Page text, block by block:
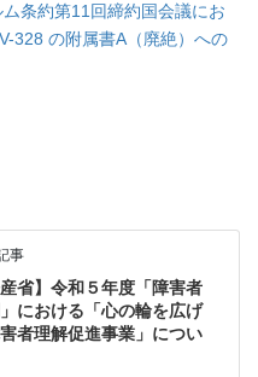
条約第11回締約国会議にお
328 の附属書A（廃絶）への
事
産省】令和５年度「障害者
における「心の輪を広げ
者理解促進事業」につい